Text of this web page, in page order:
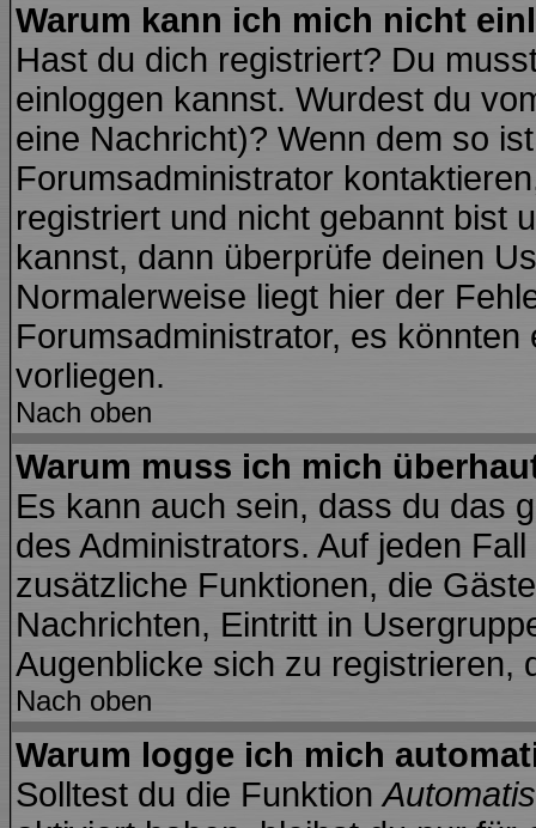
Warum kann ich mich nicht
Hast du dich registriert? Du
einloggen kannst. Wurdest du
eine Nachricht)? Wenn dem so
Forumsadministrator
registriert und nicht gebannt bist
kannst, dann überprüfe deinen
Normalerweise liegt hier der
Forumsadministrator, es
vorliegen.
Nach oben
Warum muss ich mich
Es kann auch sein, dass du das
des Administrators. Auf jeden
zusätzliche Funktionen, die
Nachrichten, Eintritt in
Augenblicke sich zu registrieren,
Nach oben
Warum logge ich mich
Solltest du die Funktion